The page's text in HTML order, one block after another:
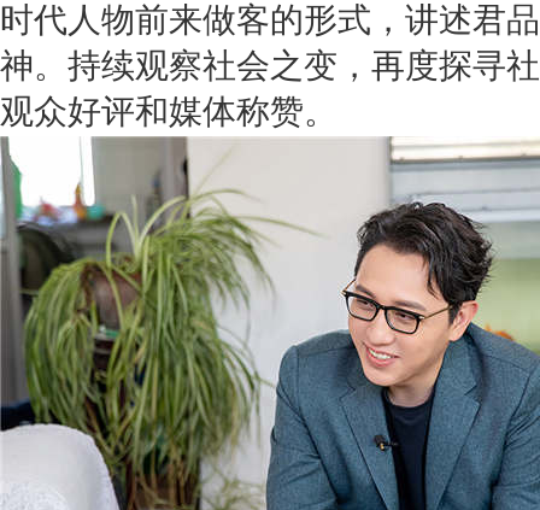
时代人物前来做客的形式，讲述君
神。持续观察社会之变，再度探寻
观众好评和媒体称赞。